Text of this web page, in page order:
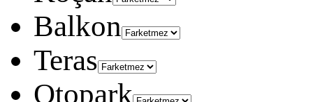
Balkon
Teras
Otopark